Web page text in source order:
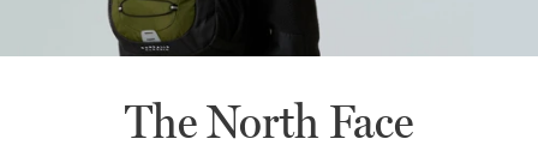
The North Face